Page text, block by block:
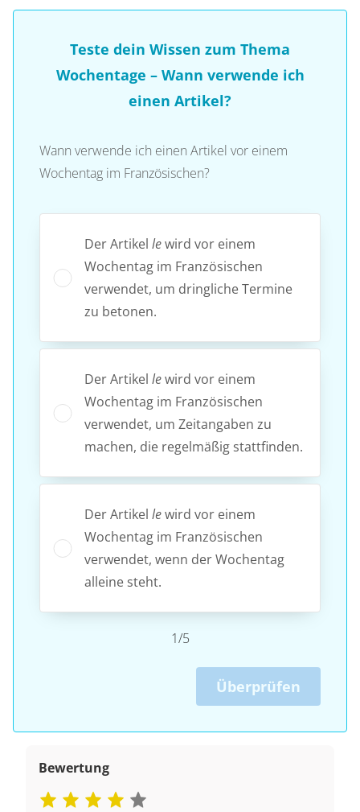
Teste dein Wissen zum Thema
Wochentage – Wann verwende ich
einen Artikel?
Wann verwende ich einen Artikel vor einem
Wochentag im Französischen?
Der Artikel lewird vor einem
Wochentag im Französischen
verwendet, um dringliche Termine
zu betonen.
Der Artikel lewird vor einem
Wochentag im Französischen
verwendet, um Zeitangaben zu
machen, die regelmäßig stattfinden.
Der Artikel lewird vor einem
Wochentag im Französischen
verwendet, wenn der Wochentag
alleine steht.
1/5
Überprüfen
Bewertung